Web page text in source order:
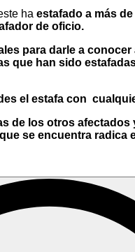
ha estafado a más
de oficio.
para darle a
que han sido
el estafa con
de los otros
se encuentra radica